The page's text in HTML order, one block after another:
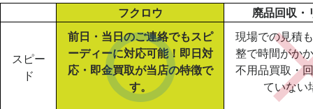
フクロウ 廃品回収・
スピー
ド
前日・当日のご連絡でもスピ
ーディーに対応可能！即日対
応・即金買取が当店の特徴で
す。
現場での見積
整で時間がか
不用品買取・
ていない